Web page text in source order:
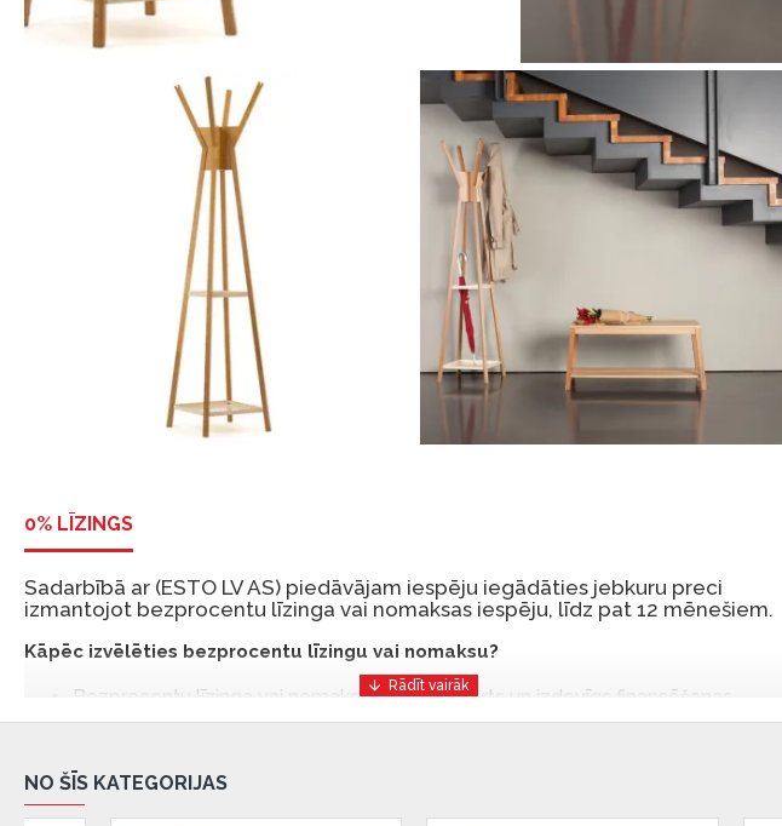
0% LĪZINGS
Sadarbībā ar (ESTO LV AS) piedāvājam iespēju iegādāties jebkuru preci
izmantojot bezprocentu līzinga vai nomaksas iespēju, līdz pat 12 mēnešiem.
Kāpēc izvēlēties bezprocentu līzingu vai nomaksu?
Bezprocentu līzinga vai nomaksas iespēja ir ērts un izdevīgs finansēšanas
risinājums, lai iegādātos vajadzīgās preces tulīt, bet par tām norēķinoties vēlāk.
Ar ESTO iegūstiet bezprocentu līzinga vai nomaksas priekšrocības bez pirmās
iemaksas un ar nomaksas termiņu līdz 12 mēnešiem.
NO ŠĪS KATEGORIJAS